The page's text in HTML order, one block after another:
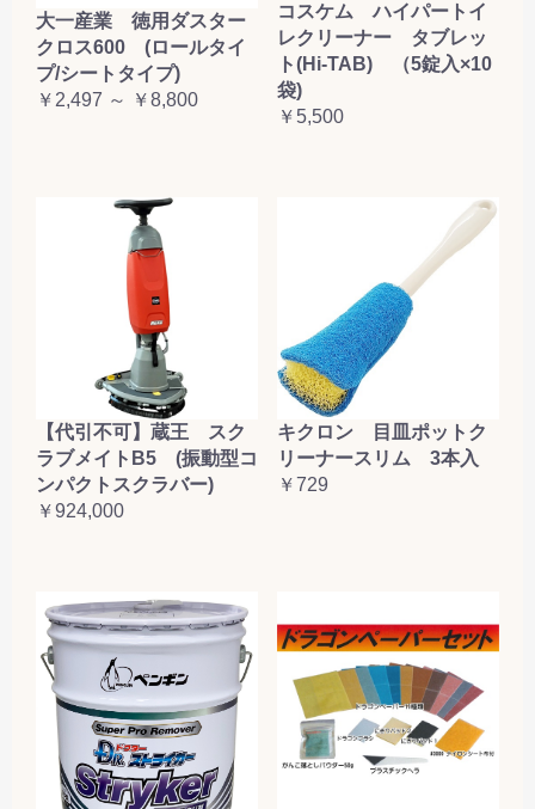
大一産業 徳用ダスター
クロス600 (ロールタイ
プ/シートタイプ)
￥2,497 ～ ￥8,800
コスケム ハイパートイ
レクリーナー タブレッ
ト(Hi-TAB) （5錠入×10
袋)
￥5,500
【代引不可】蔵王 スク
ラブメイトB5 (振動型コ
ンパクトスクラバー)
￥924,000
キクロン 目皿ポットク
リーナースリム 3本入
￥729